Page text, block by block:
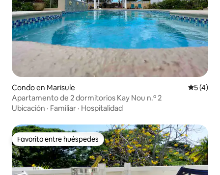
Condo en Marisule
5 (4)
Apartamento de 2 dormitorios Kay Nou n.º 2
Ubicación · Familiar · Hospitalidad
Favorito entre huéspedes
Favorito entre huéspedes